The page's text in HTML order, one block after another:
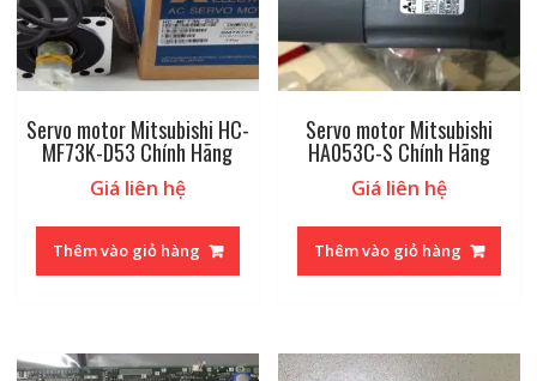
Servo motor Mitsubishi HC-
MF73K-D53 Chính Hãng
Giá liên hệ
Thêm vào giỏ hàng
Servo motor Mitsubishi
HA053C-S Chính Hãng
Giá liên hệ
Thêm vào giỏ hàng